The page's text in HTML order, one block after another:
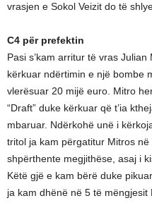
vrasjen e Sokol Veizit do të
C4 për prefektin
Pasi s’kam arritur të vras
kërkuar ndërtimin e një bombe
vlerësuar 20 mijë euro. Mitro
“Draft” duke kërkuar që t’ia
mbaruar. Ndërkohë unë i
tritol ja kam përgatitur Mitros
shpërthente megjithëse, asaj i
Këtë gjë e kam bërë duke
ja kam dhënë në 5 të mëngjesit